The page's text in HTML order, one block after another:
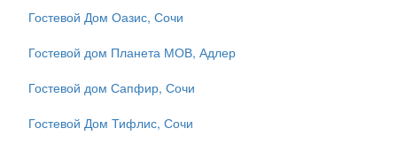
Гостевой Дом Оазис, Сочи
Гостевой дом Планета МОВ, Адлер
Гостевой дом Сапфир, Сочи
Гостевой Дом Тифлис, Сочи